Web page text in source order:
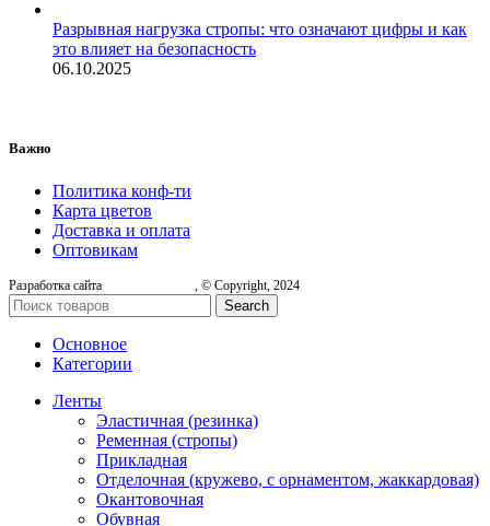
Разрывная нагрузка стропы: что означают цифры и как
это влияет на безопасность
06.10.2025
Важно
Политика конф-ти
Карта цветов
Доставка и оплата
Оптовикам
Разработка сайта , © Copyright, 2024
Search
Основное
Категории
Ленты
Эластичная (резинка)
Ременная (стропы)
Прикладная
Отделочная (кружево, с орнаментом, жаккардовая)
Окантовочная
Обувная